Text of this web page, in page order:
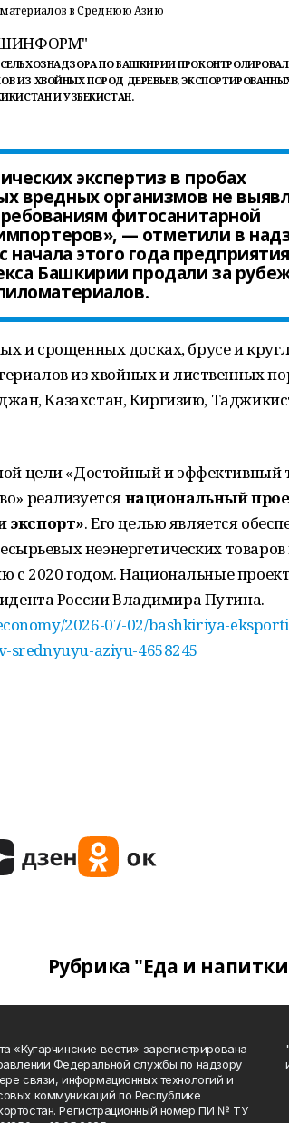
в Среднюю Азию
ПО БАШКИРИИ
ИЗ ХВОЙНЫХ ПОРОД ДЕРЕВЬЕВ,
И УЗБЕКИСТАН.
экспертиз в пробах
вредных организмов не
фитосанитарной
— отметили в
этого года предприятия
Башкирии продали за
и срощенных досках, брусе и
из хвойных и лиственных
Казахстан, Киргизию,
цели «Достойный и эффективный
реализуетсянациональный
экспорт». Его целью является
неэнергетических
с 2020 годом. Национальные
России Владимира Путина.
2026-07-02/bashkiriya-
aziyu-4658245
Рубрика "Еда и
«Кугарчинские вести» зарегистрирована
Федеральной службы по надзору
связи, информационных технологий и
коммуникаций по Республике
Регистрационный номер ПИ № ТУ